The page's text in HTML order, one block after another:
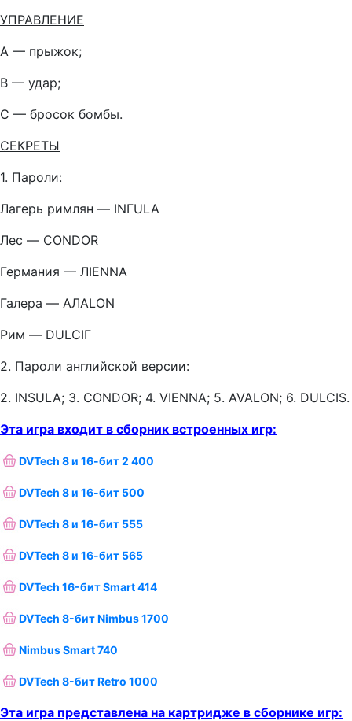
УПРАВЛЕНИЕ
А — прыжок;
В — удар;
С — бросок бомбы.
СЕКРЕТЫ
1. Пароли:
Лагерь римлян — INГULA
Лес — CONDOR
Германия — ЛIENNA
Галера — AЛALON
Рим — DULCIГ
2. Пароли английской версии:
2. INSULA; 3. CONDOR; 4. VIENNA; 5. AVALON; 6. DULCIS.
Эта игра входит в сборник встроенных игр:
DVTech 8 и 16-бит 2 400
DVTech 8 и 16-бит 500
DVTech 8 и 16-бит 555
DVTech 8 и 16-бит 565
DVTech 16-бит Smart 414
DVTech 8-бит Nimbus 1700
Nimbus Smart 740
DVTech 8-бит Retro 1000
Эта игра представлена на картридже в сборнике игр: